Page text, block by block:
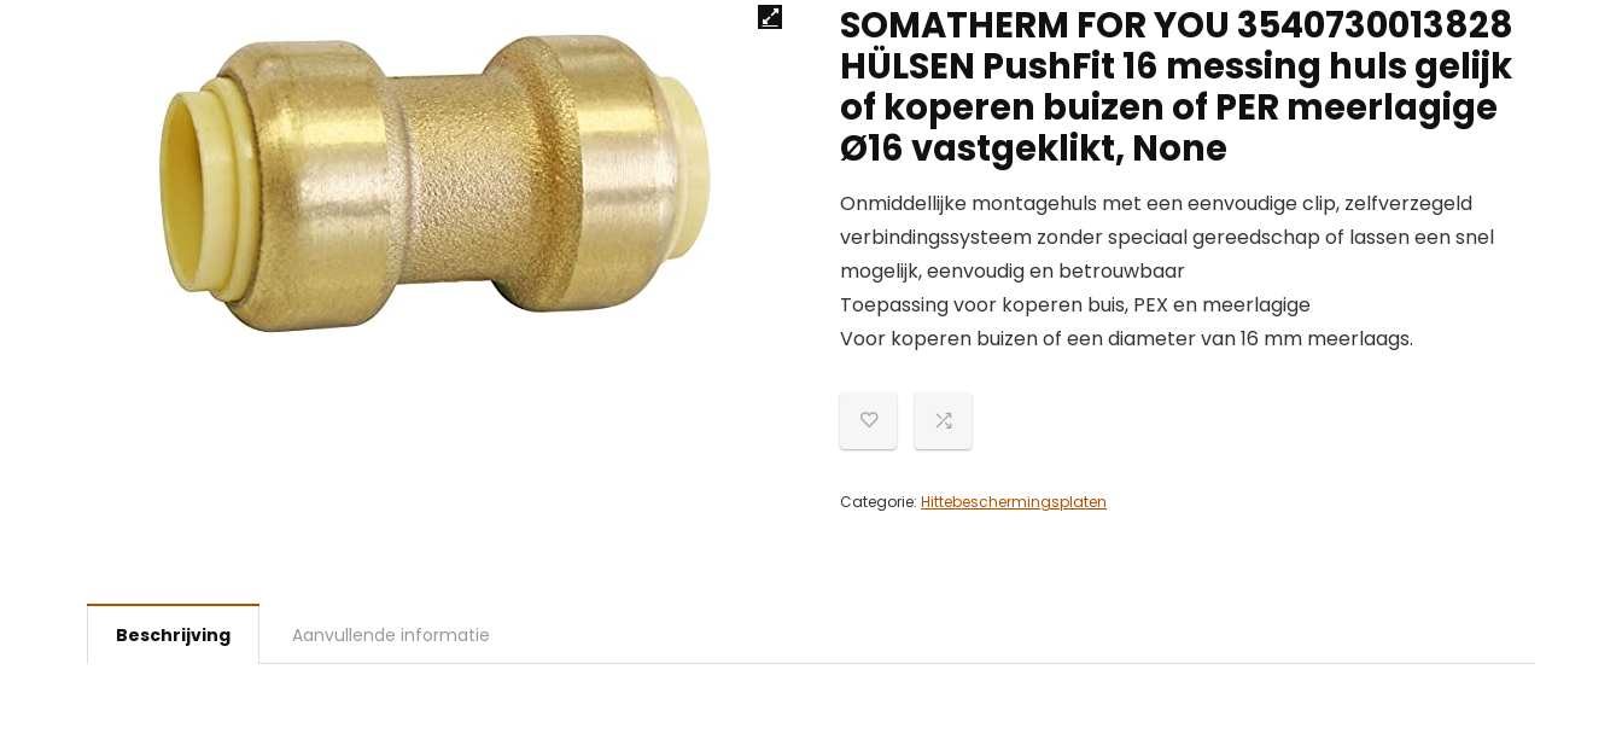
SOMATHERM FOR YOU 3540730013828
HÜLSEN PushFit 16 messing huls gelijk
of koperen buizen of PER meerlagige
Ø16 vastgeklikt, None
Onmiddellijke montagehuls met een eenvoudige clip, zelfverzegeld
verbindingssysteem zonder speciaal gereedschap of lassen een snel
mogelijk, eenvoudig en betrouwbaar
Toepassing voor koperen buis, PEX en meerlagige
Voor koperen buizen of een diameter van 16 mm meerlaags.
Categorie: Hittebeschermingsplaten
Beschrijving Aanvullende informatie